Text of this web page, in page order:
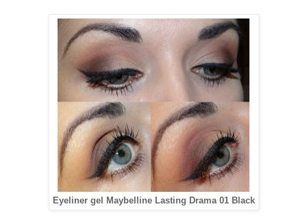
Eyeliner gel Maybelline Lasting Drama 01 Black